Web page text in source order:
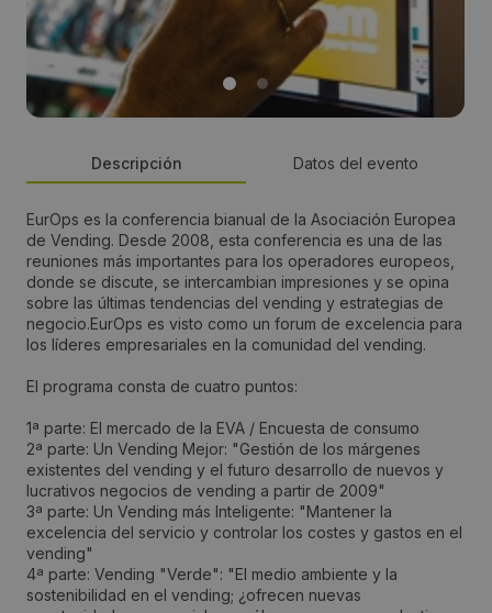
Descripción Datos del evento
EurOps es la conferencia bianual de la Asociación Europea
de Vending. Desde 2008, esta conferencia es una de las
reuniones más importantes para los operadores europeos,
donde se discute, se intercambian impresiones y se opina
sobre las últimas tendencias del vending y estrategias de
negocio.EurOps es visto como un forum de excelencia para
los líderes empresariales en la comunidad del vending.
El programa consta de cuatro puntos:
1ª parte: El mercado de la EVA / Encuesta de consumo
2ª parte: Un Vending Mejor: "Gestión de los márgenes
existentes del vending y el futuro desarrollo de nuevos y
lucrativos negocios de vending a partir de 2009"
3ª parte: Un Vending más Inteligente: "Mantener la
excelencia del servicio y controlar los costes y gastos en el
vending"
4ª parte: Vending "Verde": "El medio ambiente y la
sostenibilidad en el vending; ¿ofrecen nuevas
País:
Germany
Lugar:
Dirección:
Hotel Concorde Berlin, Augsburger Strasse 41
Teléfono:
+32 2 650